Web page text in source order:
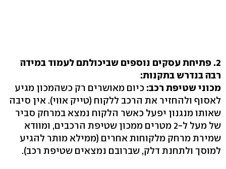
2. פתיחת עסקים נוספים שביכולתם לעמוד במידה
רבה בנדרש בתקנות:
מכוני שטיפת רכב: כיום מאושרים רק כשהמכון מגיע
לאסוף ולהחזיר את הרכב ללקוח (טייק אווי). אין סיבה
שאותו מנגנון יפעל כאשר הלקוח נמצא במרחק סביר
של מעל ל-2 מטרים ממכון שטיפת הרכבים, ומוודא
שמירת מרחק מלקוחות אחרים (ממילא מותר להגיע
למוסך ולתחנת דלק, שברובם נמצאים שטיפת רכב).